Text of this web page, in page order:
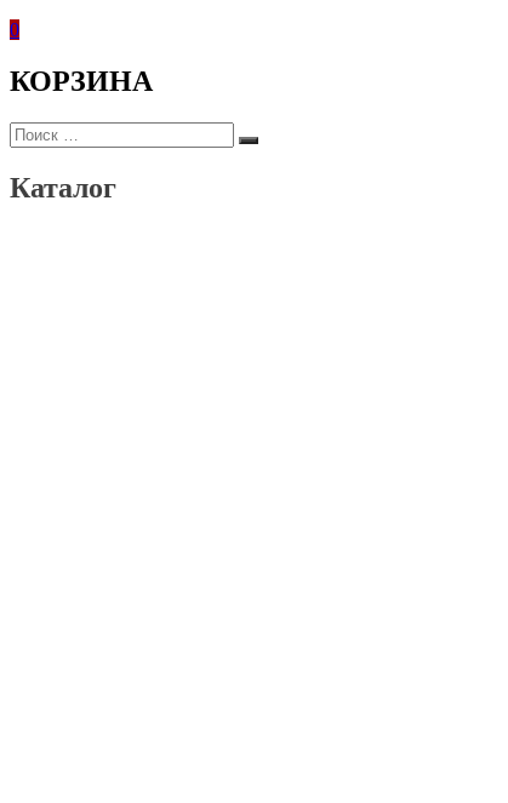
0
КОРЗИНА
ИСКАТЬ:
Поиск
Каталог